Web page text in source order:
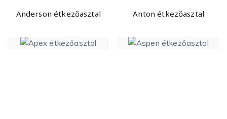
Anderson étkezőasztal Anton étkezőasztal